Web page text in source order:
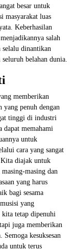
besar untuk
masyarakat luas
Keberhasilan
salah
dinantikan
belahan dunia.
memberikan
yang penuh dengan
tinggi di industri
dapat memahami
untuk
cara yang sangat
Kita diajak untuk
masing dan
yang harus
bagi sesama
yang
tetap dipenuhi
juga memberikan
kesuksesan
untuk terus